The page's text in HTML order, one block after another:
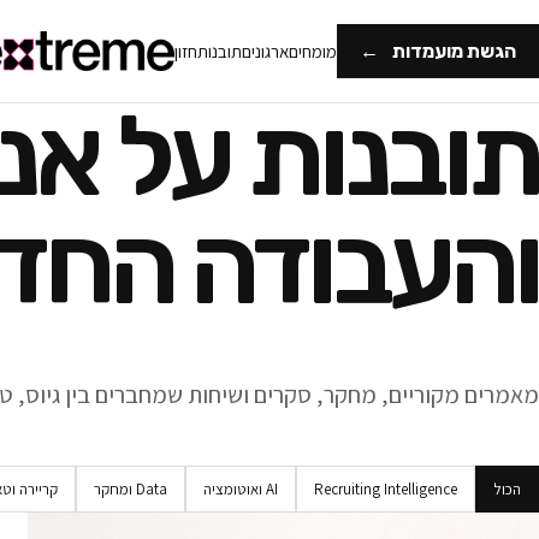
הגשת מועמדות ← מומחיםארגוניםתובנותחזון
תובנות על
והעבודה
מאמרים מקוריים, מחקר, סקרים ושיחות שמחברים בין גיוס,
הכול Recruiting Intelligence AI ואוטומציה Data ומחקר קריירה